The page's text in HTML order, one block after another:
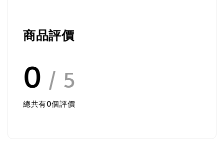
商品評價
0 / 5
總共有0個評價